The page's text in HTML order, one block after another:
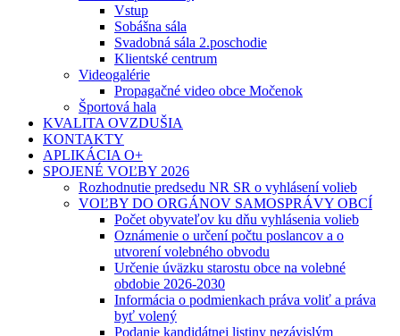
Vstup
Sobášna sála
Svadobná sála 2.poschodie
Klientské centrum
Videogalérie
Propagačné video obce Močenok
Športová hala
KVALITA OVZDUŠIA
KONTAKTY
APLIKÁCIA O+
SPOJENÉ VOĽBY 2026
Rozhodnutie predsedu NR SR o vyhlásení volieb
VOĽBY DO ORGÁNOV SAMOSPRÁVY OBCÍ
Počet obyvateľov ku dňu vyhlásenia volieb
Oznámenie o určení počtu poslancov a o
utvorení volebného obvodu
Určenie úväzku starostu obce na volebné
obdobie 2026-2030
Informácia o podmienkach práva voliť a práva
byť volený
Podanie kandidátnej listiny nezávislým